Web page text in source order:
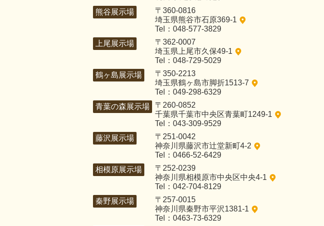
熊谷展示場
〒360-0816
埼玉県熊谷市石原369-1
Tel：048-577-3829
上尾展示場
〒362-0007
埼玉県上尾市久保49-1
Tel：048-729-5029
鶴ヶ島展示場
〒350-2213
埼玉県鶴ヶ島市脚折1513-7
Tel：049-298-6329
青葉の森展示場
〒260-0852
千葉県千葉市中央区青葉町1249-1
Tel：043-309-9529
藤沢展示場
〒251-0042
神奈川県藤沢市辻堂新町4-2
Tel：0466-52-6429
相模原展示場
〒252-0239
神奈川県相模原市中央区中央4-1
Tel：042-704-8129
秦野展示場
〒257-0015
神奈川県秦野市平沢1381-1
Tel：0463-73-6329